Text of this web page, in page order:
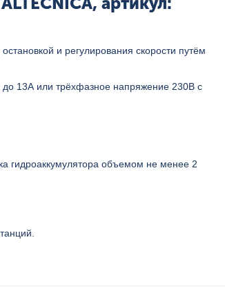
и регулирования скорости путём
до 13А или трёхфазное напряжение 230В с
гидроаккумулятора объемом не менее 2